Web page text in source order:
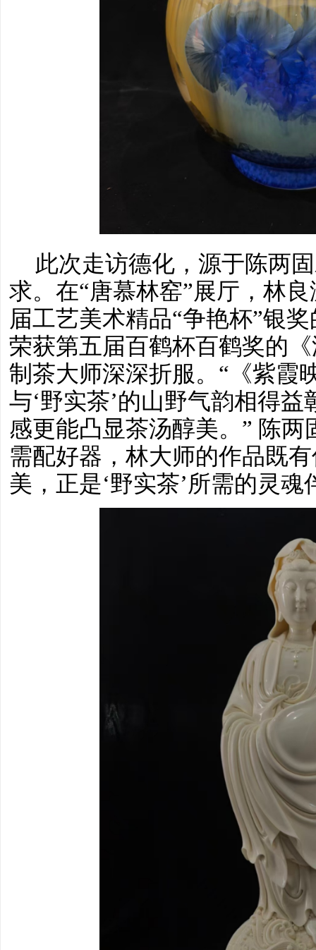
此次走访德化，源于陈两
求。在“唐慕林窑”展厅，林
届工艺美术精品“争艳杯”银
荣获第五届百鹤杯百鹤奖的
制茶大师深深折服。“《紫霞
与‘野实茶’的山野气韵相得
感更能凸显茶汤醇美。” 陈
需配好器，林大师的作品既
美，正是‘野实茶’所需的灵魂